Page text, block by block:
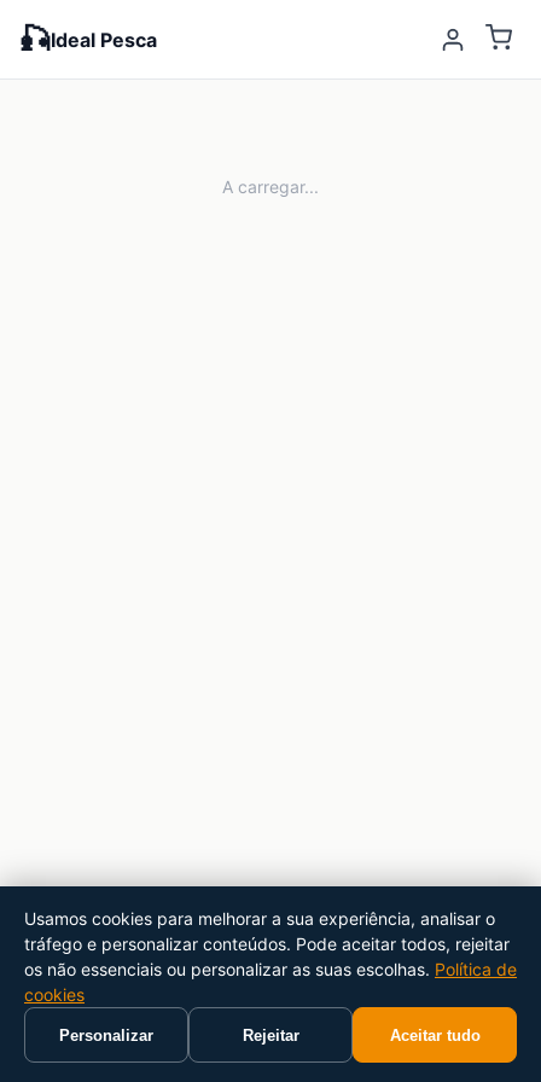
🎣Ideal Pesca
A carregar...
Usamos cookies para melhorar a sua experiência, analisar o
tráfego e personalizar conteúdos. Pode aceitar todos, rejeitar
os não essenciais ou personalizar as suas escolhas. Política de
cookies
Personalizar Rejeitar Aceitar tudo